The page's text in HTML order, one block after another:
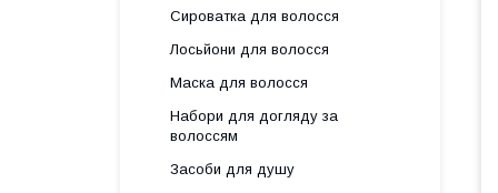
Сироватка для волосся
Лосьйони для волосся
Маска для волосся
Набори для догляду за
волоссям
Засоби для душу